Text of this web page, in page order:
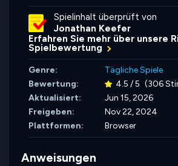
Spielinhalt überprüft von
Jonathan Keefer
Erfahren Sie mehr über unsere
Spielbewertung
Genre:
Tägliche Spiele
Bewertung:
4.5 / 5 (306
Aktualisiert:
Jun 15, 2026
Freigeben:
Nov 22, 2024
Plattformen:
Browser
Anweisungen